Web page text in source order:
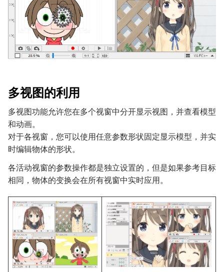
多视图的利用
多视图功能允许您在多个视窗中分开显示视图，并查看模型
和动画。
对于各视窗，您可以使用任意参数形状固定显示模型，并实
时编辑物体的形状。
各活动视窗的参数操作都是独立设置的，但是如果参考目标
相同，物体的变换会在所有视窗中实时应用。